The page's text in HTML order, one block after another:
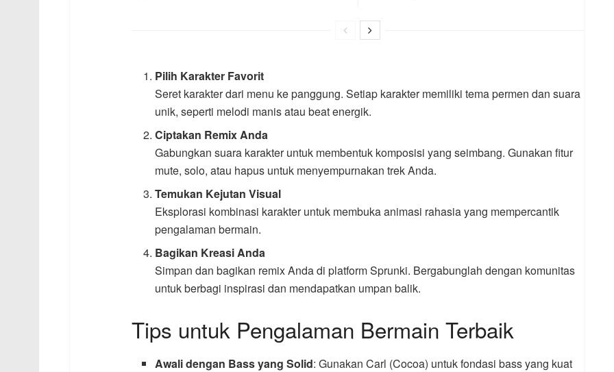
Pilih Karakter Favorit
Seret karakter dari menu ke panggung. Setiap karakter memiliki tema permen dan suara
unik, seperti melodi manis atau beat energik.
Ciptakan Remix Anda
Gabungkan suara karakter untuk membentuk komposisi yang seimbang. Gunakan fitur
mute, solo, atau hapus untuk menyempurnakan trek Anda.
Temukan Kejutan Visual
Eksplorasi kombinasi karakter untuk membuka animasi rahasia yang mempercantik
pengalaman bermain.
Bagikan Kreasi Anda
Simpan dan bagikan remix Anda di platform Sprunki. Bergabunglah dengan komunitas
untuk berbagi inspirasi dan mendapatkan umpan balik.
Tips untuk Pengalaman Bermain Terbaik
Awali dengan Bass yang Solid: Gunakan Carl (Cocoa) untuk fondasi bass yang kuat